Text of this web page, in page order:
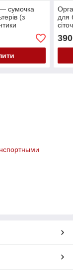
сумочка
(з
для
390